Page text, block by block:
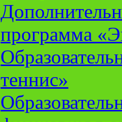
программа
теннис»